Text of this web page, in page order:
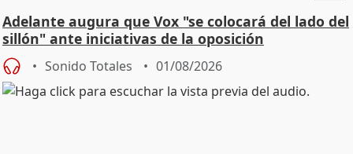
Adelante augura que Vox "se colocará del lado del
sillón" ante iniciativas de la oposición
Sonido Totales 01/08/2026